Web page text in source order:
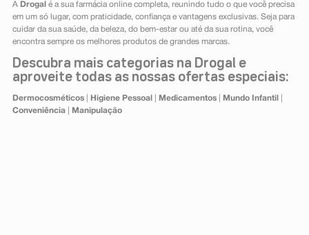
A Drogal é a sua farmácia online completa, reunindo tudo o que você precisa
em um só lugar, com praticidade, confiança e vantagens exclusivas. Seja para
cuidar da sua saúde, da beleza, do bem-estar ou até da sua rotina, você
encontra sempre os melhores produtos de grandes marcas.
Descubra mais categorias na Drogal e
aproveite todas as nossas ofertas especiais:
Dermocosméticos| Higiene Pessoal Medicamentos| Mundo Infantil
Conveniência| Manipulação